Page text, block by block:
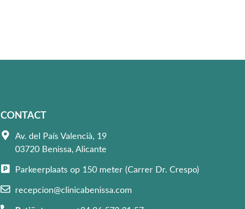
CONTACT
Av. del País Valencià, 19
03720 Benissa, Alicante
Parkeerplaats op 150 meter (Carrer Dr. Crespo)
recepcion@clinicabenissa.com